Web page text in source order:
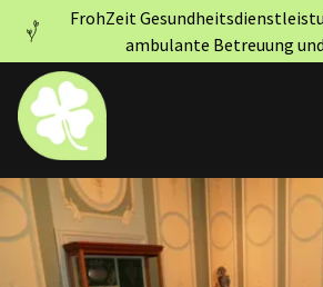
FrohZeit
ambulante Betreuung